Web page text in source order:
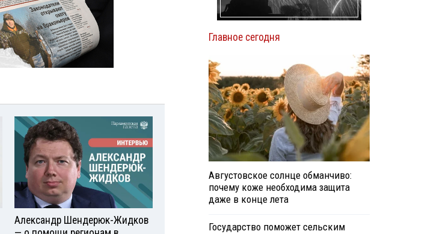
Александр Шендерюк-Жидков
Главное сегодня
Августовское солнце обманчиво:
почему коже необходима защита
даже в конце лета
Государство поможет сельским